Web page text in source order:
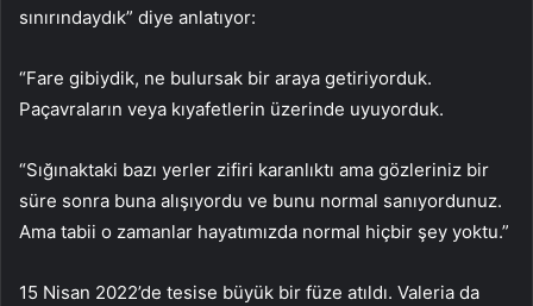
sınırındaydık” diye anlatıyor:
“Fare gibiydik, ne bulursak bir araya getiriyorduk.
Paçavraların veya kıyafetlerin üzerinde uyuyorduk.
“Sığınaktaki bazı yerler zifiri karanlıktı ama gözleriniz bir
süre sonra buna alışıyordu ve bunu normal sanıyordunuz.
Ama tabii o zamanlar hayatımızda normal hiçbir şey yoktu.”
15 Nisan 2022’de tesise büyük bir füze atıldı. Valeria da